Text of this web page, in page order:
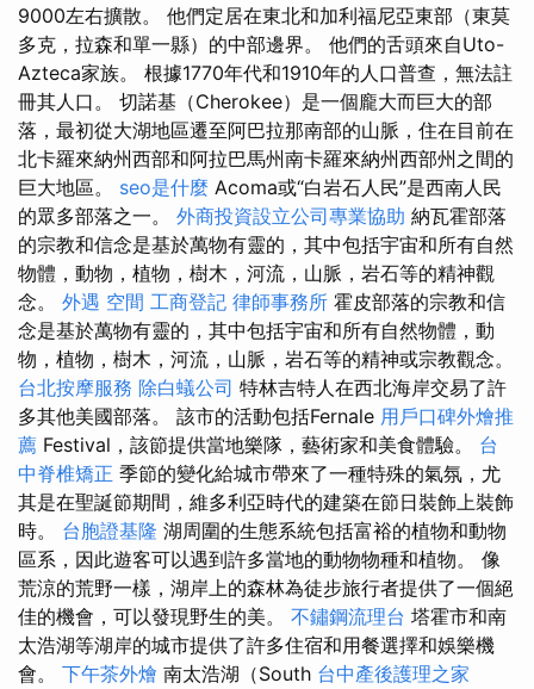
9000左右擴散。 他們定居在東北和加利福尼亞東部（東莫
多克，拉森和單一縣）的中部邊界。 他們的舌頭來自Uto-
Azteca家族。 根據1770年代和1910年的人口普查，無法註
冊其人口。 切諾基（Cherokee）是一個龐大而巨大的部
落，最初從大湖地區遷至阿巴拉那南部的山脈，住在目前在
北卡羅來納州西部和阿拉巴馬州南卡羅來納州西部州之間的
巨大地區。 seo是什麼 Acoma或“白岩石人民”是西南人民
的眾多部落之一。 外商投資設立公司專業協助 納瓦霍部落
的宗教和信念是基於萬物有靈的，其中包括宇宙和所有自然
物體，動物，植物，樹木，河流，山脈，岩石等的精神觀
念。 外遇 空間 工商登記 律師事務所 霍皮部落的宗教和信
念是基於萬物有靈的，其中包括宇宙和所有自然物體，動
物，植物，樹木，河流，山脈，岩石等的精神或宗教觀念。
台北按摩服務 除白蟻公司 特林吉特人在西北海岸交易了許
多其他美國部落。 該市的活動包括Fernale 用戶口碑外燴推
薦 Festival，該節提供當地樂隊，藝術家和美食體驗。 台
中脊椎矯正 季節的變化給城市帶來了一種特殊的氣氛，尤
其是在聖誕節期間，維多利亞時代的建築在節日裝飾上裝飾
時。 台胞證基隆 湖周圍的生態系統包括富裕的植物和動物
區系，因此遊客可以遇到許多當地的動物物種和植物。 像
荒涼的荒野一樣，湖岸上的森林為徒步旅行者提供了一個絕
佳的機會，可以發現野生的美。 不鏽鋼流理台 塔霍市和南
太浩湖等湖岸的城市提供了許多住宿和用餐選擇和娛樂機
會。 下午茶外燴 南太浩湖（South 台中產後護理之家